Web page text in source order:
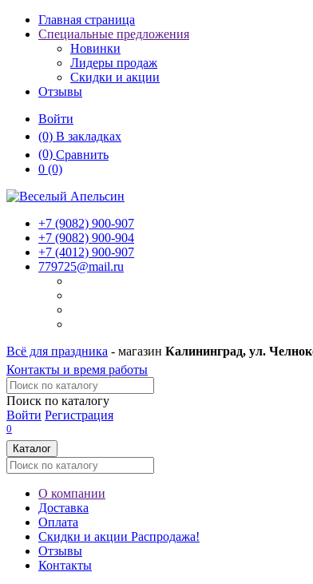
Главная страница
Специальные предложения
Новинки
Лидеры продаж
Скидки и акции
Отзывы
Войти
(0) В закладках
(0) Сравнить
0 (0)
+7 (9082) 900-907
+7 (9082) 900-904
+7 (4012) 900-907
779725@mail.ru
Всё для праздника - магазин Калининград, ул.
Контакты и время работы
Поиск по каталогу
Войти Регистрация
0
Каталог
О компании
Доставка
Оплата
Скидки и акции Распродажа!
Отзывы
Контакты